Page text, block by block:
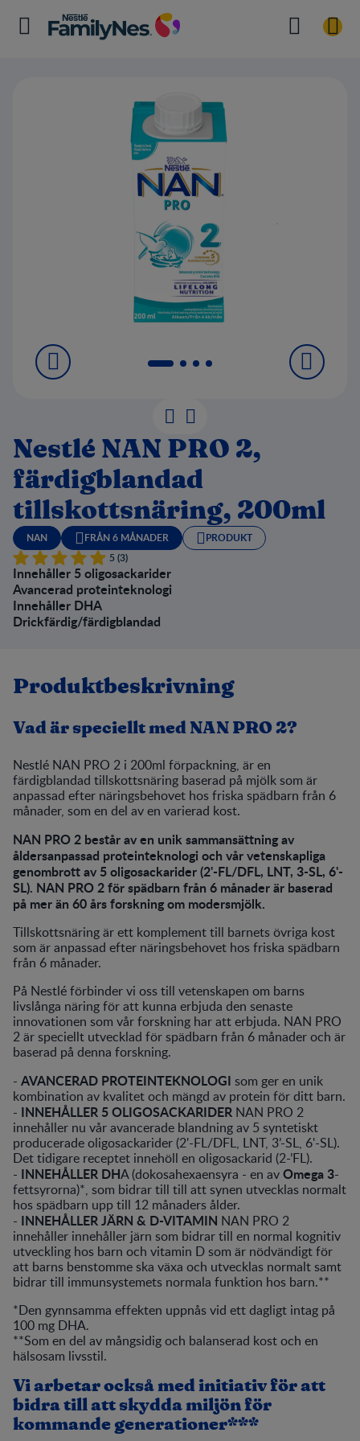
Nestlé NAN PRO 2,
färdigblandad
tillskottsnäring, 200ml
NAN FRÅN 6 MÅNADER
PRODUKT
5 (3)
Innehåller 5 oligosackarider
Avancerad proteinteknologi
Innehåller DHA
Drickfärdig/färdigblandad
Produktbeskrivning
Vad är speciellt med NAN PRO 2?
Nestlé NAN PRO 2 i 200ml förpackning, är en
färdigblandad tillskottsnäring baserad på mjölk som är
anpassad efter näringsbehovet hos friska spädbarn från 6
månader, som en del av en varierad kost.
NAN PRO 2 består av en unik sammansättning av
åldersanpassad proteinteknologi och vår vetenskapliga
genombrott av 5 oligosackarider (2'-FL/DFL, LNT, 3-SL, 6'-
SL). NAN PRO 2 för spädbarn från 6 månader är baserad
på mer än 60 års forskning om modersmjölk.
Tillskottsnäring är ett komplement till barnets övriga kost
som är anpassad efter näringsbehovet hos friska spädbarn
från 6 månader.
På Nestlé förbinder vi oss till vetenskapen om barns
livslånga näring för att kunna erbjuda den senaste
innovationen som vår forskning har att erbjuda. NAN PRO
2 är speciellt utvecklad för spädbarn från 6 månader och är
baserad på denna forskning.
- AVANCERAD PROTEINTEKNOLOGI som ger en unik
kombination av kvalitet och mängd av protein för ditt barn.
- INNEHÅLLER 5 OLIGOSACKARIDER NAN PRO 2
innehåller nu vår avancerade blandning av 5 syntetiskt
producerade oligosackarider (2'-FL/DFL, LNT, 3’-SL, 6'-SL).
Det tidigare receptet innehöll en oligosackarid (2-’FL).
- INNEHÅLLER DHA (dokosahexaensyra - en avOmega 3-
fettsyrorna)*, som bidrar till till att synen utvecklas normalt
hos spädbarn upp till 12 månaders ålder.
- INNEHÅLLER JÄRN & D-VITAMIN NAN PRO 2
innehåller innehåller järn som bidrar till en normal kognitiv
utveckling hos barn och vitamin D som är nödvändigt för
att barns benstomme ska växa och utvecklas normalt samt
bidrar till immunsystemets normala funktion hos barn.**
*Den gynnsamma effekten uppnås vid ett dagligt intag på
100 mg DHA.
**Som en del av mångsidig och balanserad kost och en
hälsosam livsstil.
Vi arbetar också med initiativ för att
bidra till att skydda miljön för
kommande generationer***